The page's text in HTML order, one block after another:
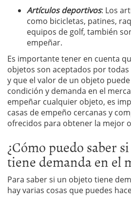
Artículos deportivos: Los
como bicicletas, patines,
equipos de golf, también
empeñar.
Es importante tener en cuenta
objetos son aceptados por todas
y que el valor de un objeto
condición y demanda en el
empeñar cualquier objeto, es
casas de empeño cercanas y
ofrecidos para obtener la mejor
¿Cómo puedo saber
tiene demanda en el
Para saber si un objeto tiene
hay varias cosas que puedes